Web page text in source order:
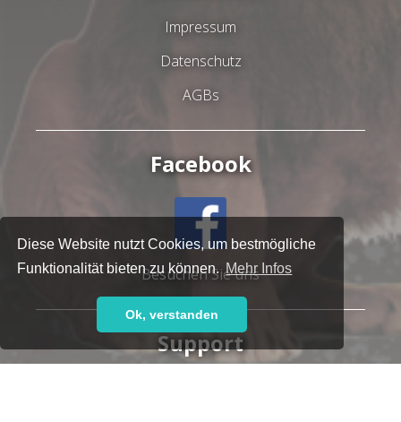
Diese Website nutzt Cookies, um bestmögliche
Funktionalität bieten zu können. Mehr Infos
Ok, verstanden
Impressum
Datenschutz
AGBs
Facebook
Besuchen Sie uns
Support